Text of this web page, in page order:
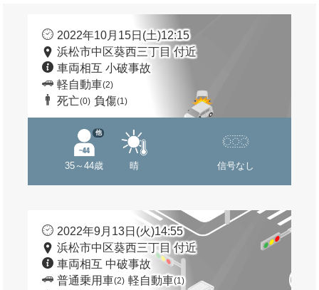
2022年10月15日(土)12:15
浜松市中区葵西三丁目 付近
車両相互 小破事故
軽自動車(2)
死亡(0) 負傷(1)
35～44歳
他
晴 信号なし
2022年9月13日(火)14:55
浜松市中区葵西三丁目 付近
車両相互 中破事故
普通乗用車(2) 軽自動車(1)